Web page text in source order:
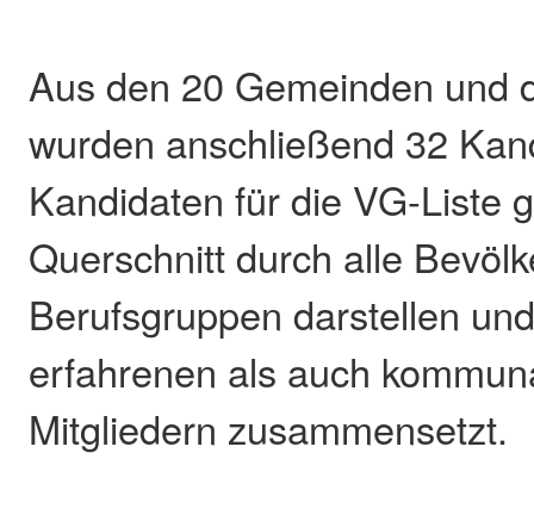
Aus den 20 Gemeinden und
wurden anschließend 32
Kandidaten für die VG-Liste
Querschnitt durch alle
Berufsgruppen darstellen
erfahrenen als auch
Mitgliedern zusammensetzt.